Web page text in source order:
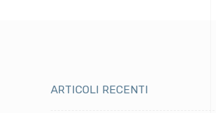
ARTICOLI RECENTI